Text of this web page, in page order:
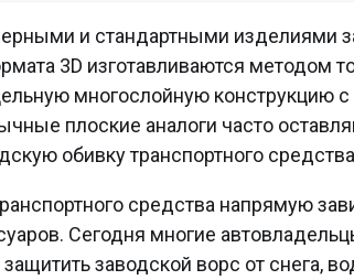
и стандартными изделиями
3D изготавливаются методом
многослойную конструкцию
плоские аналоги часто
обивку транспортного
средства напрямую
Сегодня многие
заводской ворс от снега,